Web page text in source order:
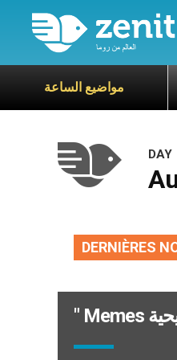
مواضيع الساعة
DAY
DERNIÈRES